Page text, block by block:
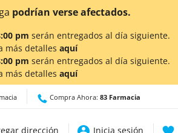
pm serán entregados al día siguiente.
más detalles aquí
pm serán entregados al día siguiente.
más detalles aquí
Compra Ahora: 83 Farmacia
dirección Inicia sesión